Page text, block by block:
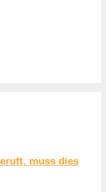
muss dies